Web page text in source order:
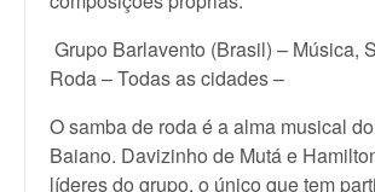
Grupo Barlavento (Brasil) – Música,
Roda – Todas as cidades –
O samba de roda é a alma musical
Baiano. Davizinho de Mutá e
líderes do grupo, o único que tem